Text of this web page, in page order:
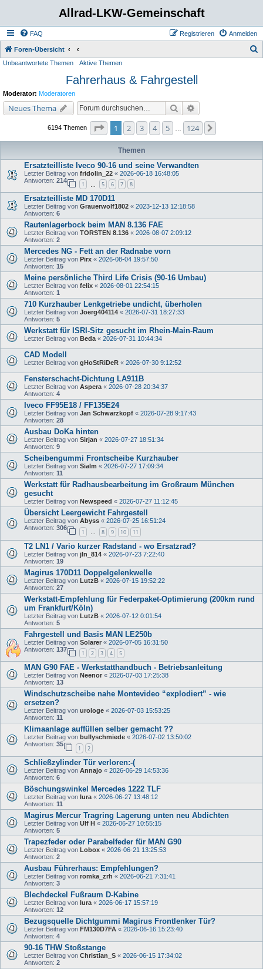
Allrad-LKW-Gemeinschaft
FAQ Anmelden
Registrieren
Foren-Übersicht
Unbeantwortete Themen Aktive Themen
Fahrerhaus & Fahrgestell
Moderator: Moderatoren
Neues Thema Suche
6194 Themen Seite von 124
1 2 3 4 5 124
Themen
Ersatzteilliste Iveco 90-16 und seine Verwandten
Letzter Beitrag von fridolin_22 « 2026-06-18 16:48:05
Antworten: 214
1 5 6 7 8
Ersatzteilliste MD 170D11
Letzter Beitrag von Grauerwolf1802 « 2023-12-13 12:18:58
Antworten: 6
Rautenlagerbock beim MAN 8.136 FAE
Letzter Beitrag von TORSTEN 8.136 « 2026-08-07 2:09:12
Antworten: 2
Mercedes NG - Fett an der Radnabe vorn
Letzter Beitrag von Pirx « 2026-08-04 19:57:50
Antworten: 15
Meine persönliche Third Life Crisis (90-16 Umbau)
Letzter Beitrag von felix « 2026-08-01 22:54:15
Antworten: 1
710 Kurzhauber Lenkgetriebe undicht, überholen
Letzter Beitrag von Joerg404114 « 2026-07-31 18:27:33
Antworten: 5
Werkstatt für ISRI-Sitz gesucht im Rhein-Main-Raum
Letzter Beitrag von Beda « 2026-07-31 10:44:34
CAD Modell
Letzter Beitrag von gHoStRiDeR « 2026-07-30 9:12:52
Fensterschacht-Dichtung LA911B
Letzter Beitrag von Aspera « 2026-07-28 20:34:37
Antworten: 4
Iveco FF95E18 / FF135E24
Letzter Beitrag von Jan Schwarzkopf « 2026-07-28 9:17:43
Antworten: 28
Ausbau DoKa hinten
Letzter Beitrag von Sirjan « 2026-07-27 18:51:34
Antworten: 9
Scheibengummi Frontscheibe Kurzhauber
Letzter Beitrag von Sialm « 2026-07-27 17:09:34
Antworten: 11
Werkstatt für Radhausbearbeitung im Großraum München
gesucht
Letzter Beitrag von Newspeed « 2026-07-27 11:12:45
Übersicht Leergewicht Fahrgestell
Letzter Beitrag von Abyss « 2026-07-25 16:51:24
Antworten: 306
1 … 8 9 10 11
T2 LN1 / Vario kurzer Radstand - wo Ersatzrad?
Letzter Beitrag von jln_814 « 2026-07-23 7:22:40
Antworten: 19
Magirus 170D11 Doppelgelenkwelle
Letzter Beitrag von LutzB « 2026-07-15 19:52:22
Antworten: 27
Werkstatt-Empfehlung für Federpaket-Optimierung (200km rund
um Frankfurt/Köln)
Letzter Beitrag von LutzB « 2026-07-12 0:01:54
Antworten: 5
Fahrgestell und Basis MAN LE250b
Letzter Beitrag von Solarer « 2026-07-05 16:31:50
Antworten: 137
1 2 3 4 5
MAN G90 FAE - Werkstatthandbuch - Betriebsanleitung
Letzter Beitrag von Neenor « 2026-07-03 17:25:38
Antworten: 13
Windschutzscheibe nahe Montevideo “explodiert” - wie
ersetzen?
Letzter Beitrag von urologe « 2026-07-03 15:53:25
Antworten: 11
Klimaanlage auffüllen selber gemacht ??
Letzter Beitrag von bullyschmiede « 2026-07-02 13:50:02
Antworten: 35
1 2
Schließzylinder Tür verloren:-(
Letzter Beitrag von Annajo « 2026-06-29 14:53:36
Antworten: 6
Böschungswinkel Mercedes 1222 TLF
Letzter Beitrag von lura « 2026-06-27 13:48:12
Antworten: 11
Magirus Mercur Tragring Lagerung unten neu Abdichten
Letzter Beitrag von Ulf H « 2026-06-27 10:55:15
Antworten: 5
Trapezfeder oder Parabelfeder für MAN G90
Letzter Beitrag von Lobox « 2026-06-21 13:25:53
Antworten: 2
Ausbau Führerhaus: Empfehlungen?
Letzter Beitrag von romka_zrh « 2026-06-21 7:31:41
Antworten: 3
Blechdeckel Fußraum D-Kabine
Letzter Beitrag von lura « 2026-06-17 15:57:19
Antworten: 12
Bezugsquelle Dichtgummi Magirus Frontlenker Tür?
Letzter Beitrag von FM130D7FA « 2026-06-16 15:23:40
Antworten: 4
90-16 THW Stoßstange
Letzter Beitrag von Christian_S « 2026-06-15 17:34:02
Antworten: 2